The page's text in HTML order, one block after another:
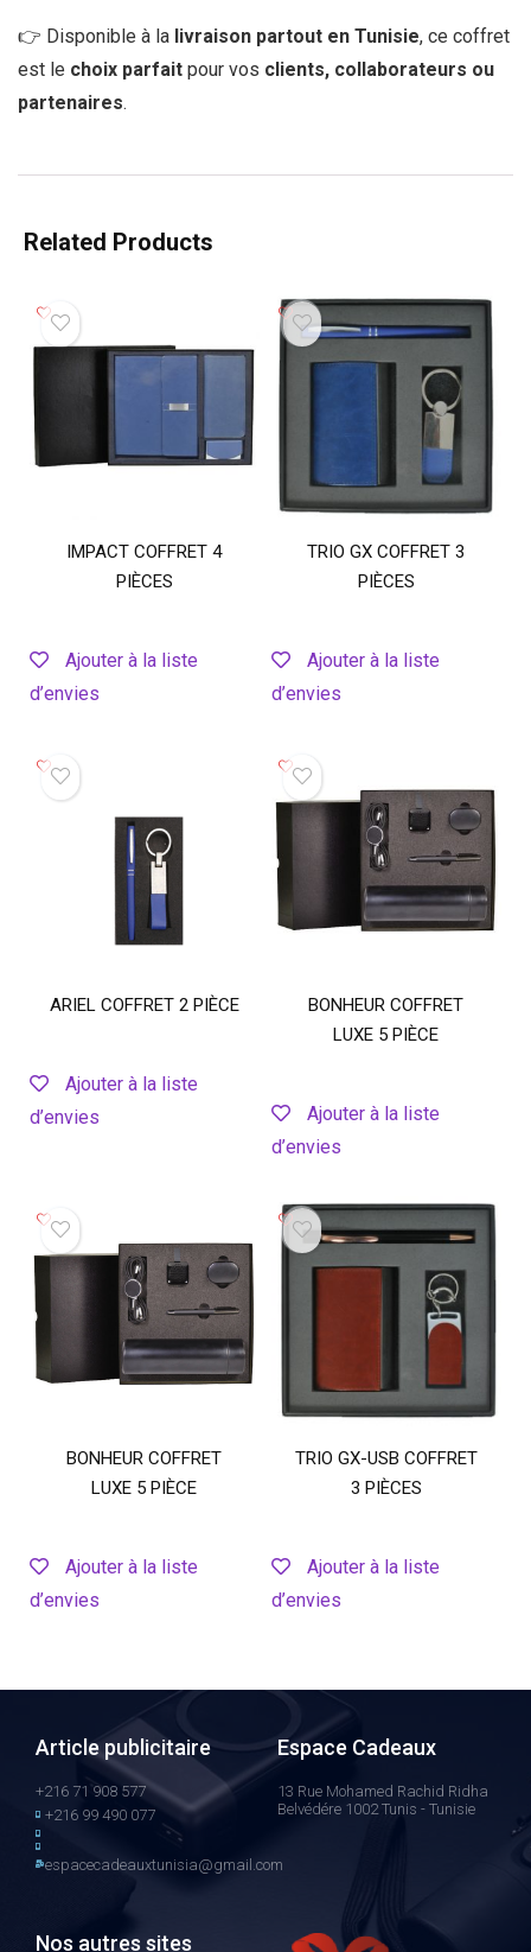
👉 Disponible à la livraison partout en Tunisie, ce coffret
est le choix parfait pour vos clients, collaborateurs ou
partenaires.
Related Products
IMPACT COFFRET 4
PIÈCES
Ajouter à la liste
d’envies
TRIO GX COFFRET 3
PIÈCES
Ajouter à la liste
d’envies
ARIEL COFFRET 2 PIÈCE
Ajouter à la liste
d’envies
BONHEUR COFFRET
LUXE 5 PIÈCE
Ajouter à la liste
d’envies
BONHEUR COFFRET
LUXE 5 PIÈCE
Ajouter à la liste
d’envies
TRIO GX-USB COFFRET
3 PIÈCES
Ajouter à la liste
d’envies
Article publicitaire
+216 71 908 577
+216 99 490 077
espacecadeauxtunisia@gmail.com
Espace Cadeaux
13 Rue Mohamed Rachid Ridha
Belvédére 1002 Tunis - Tunisie
Nos autres sites